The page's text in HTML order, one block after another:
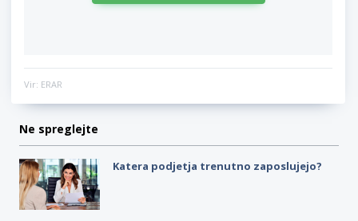
Vir: ERAR
Ne spreglejte
Katera podjetja trenutno zaposlujejo?